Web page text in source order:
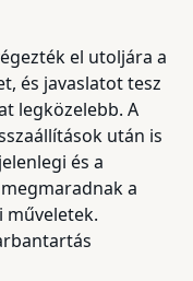
el utoljára a
és javaslatot tesz
legközelebb. A
után is
és a
a